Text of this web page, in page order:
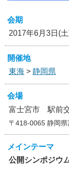
会期
2017年6月3日(
開催地
東海 > 静岡県
会場
富士宮市 駅前
〒418-0065 静岡
メインテーマ
公開シンポジウ